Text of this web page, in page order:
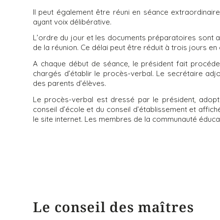
Il peut également être réuni en séance
ayant voix délibérative.
L’ordre du jour et les documents préparatoires sont
de la réunion. Ce délai peut être réduit à trois jours en
A chaque début de séance, le président fait
chargés d’établir le procès-verbal. Le secrétaire
des parents d’élèves.
Le procès-verbal est dressé par le président,
conseil d’école et du conseil d’établissement et
le site internet. Les membres de la communauté
Le conseil des maîtres